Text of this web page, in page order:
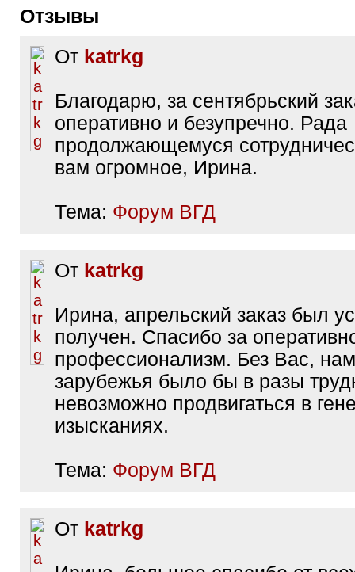
Отзывы
От katrkg
Благодарю, за сентябрьский
оперативно и безупречно. Рада
продолжающемуся
вам огромное, Ирина.
Тема: Форум ВГД
От katrkg
Ирина, апрельский заказ был
получен. Спасибо за
профессионализм. Без Вас,
зарубежья было бы в разы
невозможно продвигаться в
изысканиях.
Тема: Форум ВГД
От katrkg